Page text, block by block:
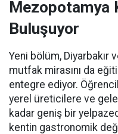
Mezopotamya
Buluşuyor
Yeni bölüm, Diyarbakır
mutfak mirasını da
entegre ediyor.
yerel üreticilere ve
kadar geniş bir
kentin gastronomik